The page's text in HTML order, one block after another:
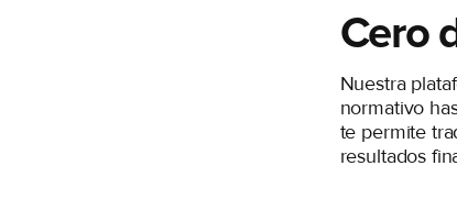
Cero
Nuestra
normativo
te permite
resultados